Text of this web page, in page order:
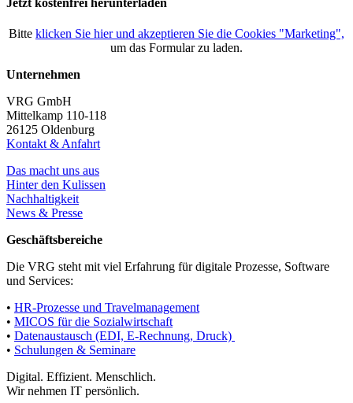
Bitte klicken Sie hier und akzeptieren Sie die Cookies "Marketing",
um das Formular zu laden.
Unternehmen
VRG GmbH
Mittelkamp 110-118
26125 Oldenburg
Kontakt & Anfahrt
Das macht uns aus
Hinter den Kulissen
Nachhaltigkeit
News & Presse
Geschäftsbereiche
Die VRG steht mit viel Erfahrung für digitale Prozesse, Software
und Services:
• HR-Prozesse und Travelmanagement
• MICOS für die Sozialwirtschaft
• Datenaustausch (EDI, E-Rechnung, Druck)
• Schulungen & Seminare
Digital. Effizient. Menschlich.
Wir nehmen IT persönlich.